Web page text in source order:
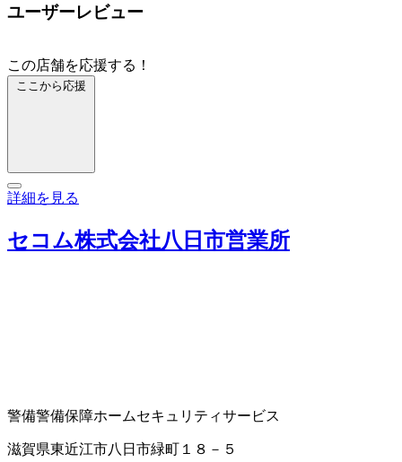
ユーザーレビュー
この店舗を応援する！
ここから応援
詳細を見る
セコム株式会社八日市営業所
警備警備保障ホームセキュリティサービス
滋賀県東近江市八日市緑町１８－５